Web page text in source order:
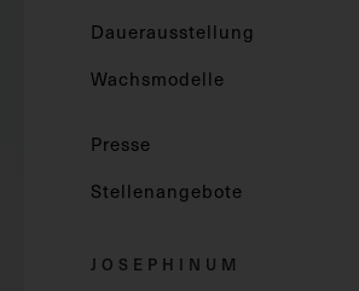
Dauerausstellung
Wachsmodelle
Presse
Stellenangebote
JOSEPHINUM